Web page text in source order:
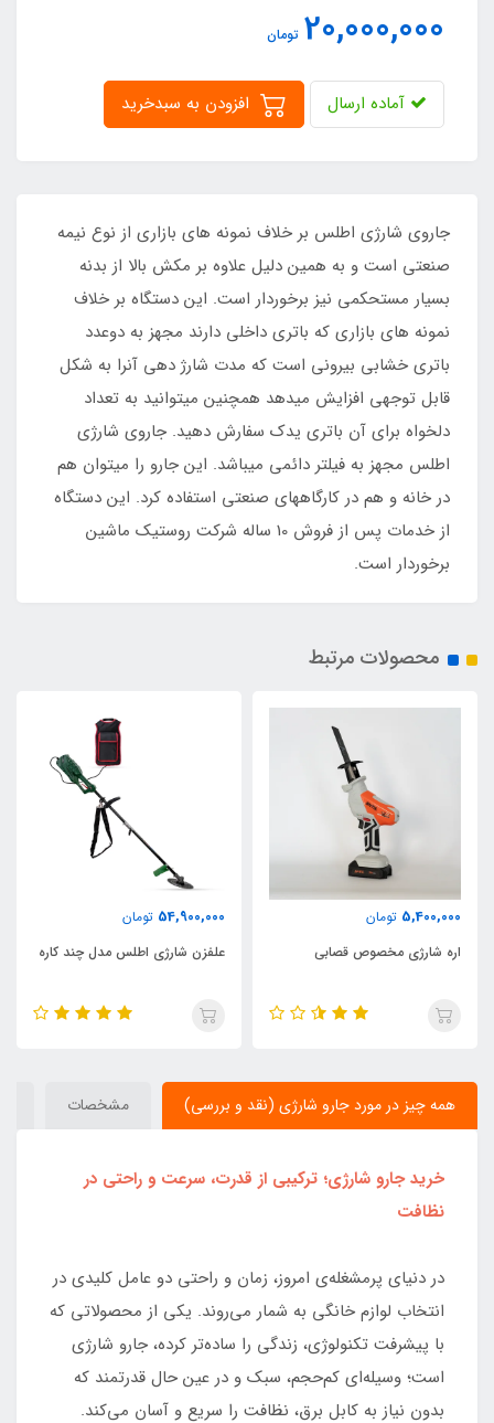
20,000,000 تومان
آماده ارسال
جاروی شارژی اطلس بر خلاف نمونه های بازاری از نوع نیمه
صنعتی است و به همین دلیل علاوه بر مکش بالا از بدنه
بسیار مستحکمی نیز برخوردار است. این دستگاه بر خلاف
نمونه های بازاری که باتری داخلی دارند مجهز به دوعدد
باتری خشابی بیرونی است که مدت شارژ دهی آنرا به شکل
قابل توجهی افزایش میدهد همچنین میتوانید به تعداد
دلخواه برای آن باتری یدک سفارش دهید. جاروی شارژی
اطلس مجهز به فیلتر دائمی میباشد. این جارو را میتوان هم
در خانه و هم در کارگاههای صنعتی استفاده کرد. این دستگاه
از خدمات پس از فروش 10 ساله شرکت روستیک ماشین
برخوردار است.
محصولات مرتبط
5,400,000 تومان
اره شارژی مخصوص قصابی
54,900,000 تومان
علفزن شارژی اطلس مدل چند کاره
همه چیز در مورد جارو شارژی (نقد و بررسی) مشخصات
خرید جارو شارژی؛ ترکیبی از قدرت، سرعت و راحتی در
نظافت
در دنیای پرمشغله‌ی امروز، زمان و راحتی دو عامل کلیدی در
انتخاب لوازم خانگی به شمار می‌روند. یکی از محصولاتی که
با پیشرفت تکنولوژی، زندگی را ساده‌تر کرده، جارو شارژی
است؛ وسیله‌ای کم‌حجم، سبک و در عین حال قدرتمند که
بدون نیاز به کابل برق، نظافت را سریع و آسان می‌کند.